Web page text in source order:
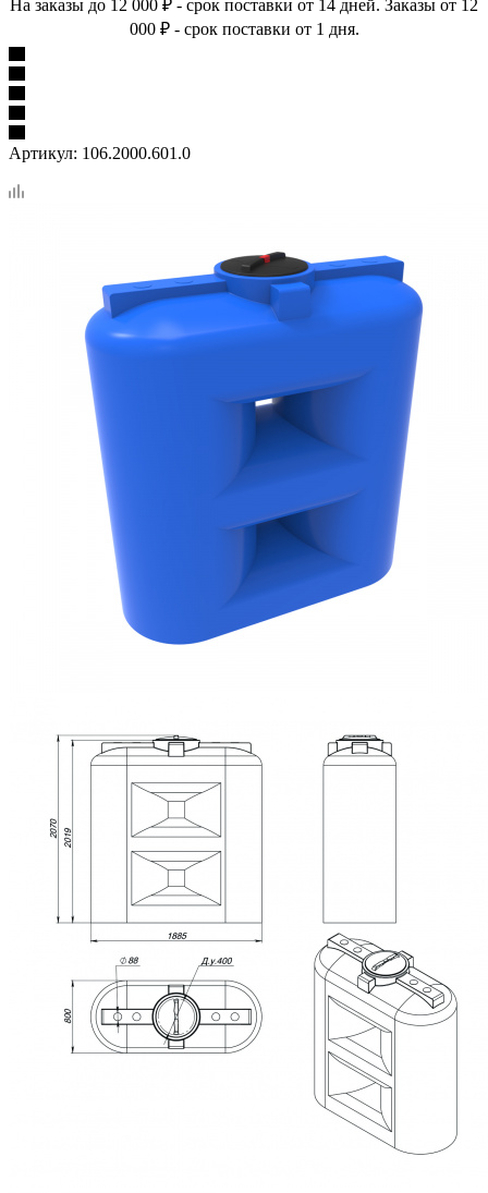
На заказы до 12 000 ₽ - срок поставки от 14 дней. Заказы от 12
000 ₽ - срок поставки от 1 дня.
Артикул: 106.2000.601.0